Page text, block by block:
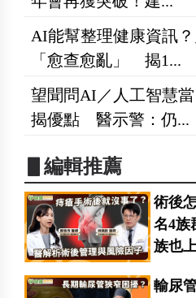
AI能幫整理健康資訊
「愈查愈亂」 揭1...
望聞問AI／人工智慧
揭優點 醫示警：仍...
▋編輯推薦
術後
名4族
族也
輸尿